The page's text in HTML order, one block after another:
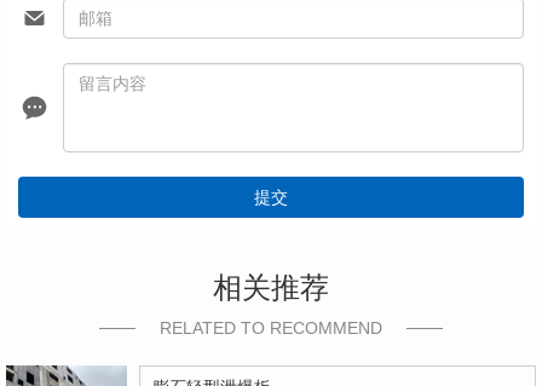
提交
相关推荐
RELATED TO RECOMMEND